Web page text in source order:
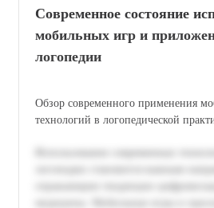
Современное состояние
мобильных игр и
логопедии
Обзор современного применения
технологий в логопедической